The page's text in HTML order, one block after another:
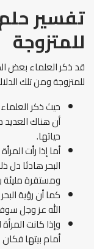
تفسير حلم
للمتزوجة
قد ذكر العلماء بعض
للمتزوجة ومن تلك
حيث ذكر العلماء
أن هناك العديد
حياتها.
أما إذا رأت
البحر هادئا دل
ومستقرة مليئة
كما أن رؤية
الله عز وجل
وإذا كانت
أمام بيتها